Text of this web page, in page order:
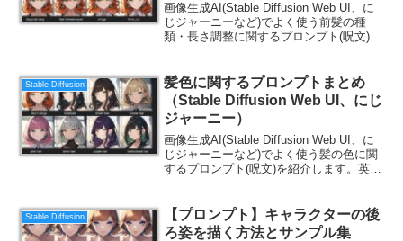
画像生成AI(Stable Diffusion Web UI、に
じジャーニーなど)でよく使う前髪の種
類・長さ調整に関するプロンプト(呪文)を
Stable Diffusion
髪色に関するプロンプトまとめ
（Stable Diffusion Web UI、にじ
ジャーニー）
画像生成AI(Stable Diffusion Web UI、に
じジャーニーなど)でよく使う髪の色に関
するプロンプト(呪文)を紹介します。英語
Stable Diffusion
【プロンプト】キャラクターの後
ろ姿を描く方法とサンプル集